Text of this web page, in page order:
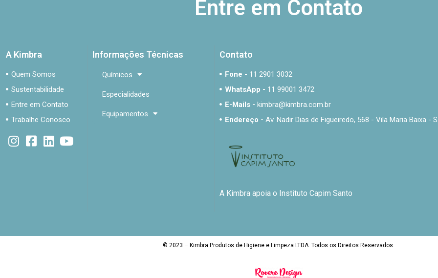
Entre em Contato
A Kimbra
Quem Somos
Sustentabilidade
Entre em Contato
Trabalhe Conosco
Informações Técnicas
Químicos
Especialidades
Equipamentos
Contato
Fone - 11 2901 3032
WhatsApp - 11 99001 3472
E-Mails -kimbra@kimbra.com.br
Endereço -Av. Nadir Dias de Figueiredo, 568 - Vila Maria Baixa -
A Kimbra apoia o Instituto Capim Santo
© 2023 – Kimbra Produtos de Higiene e Limpeza LTDA. Todos os Direitos Reservados.